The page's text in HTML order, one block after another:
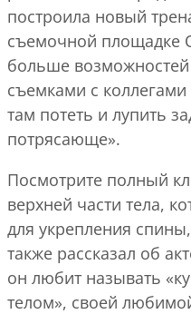
построила новый
съемочной площадке
больше
съемками с
там потеть и лупить
потрясающе».
Посмотрите полный
верхней части тела,
для укрепления
также рассказал об
он любит называть
телом», своей